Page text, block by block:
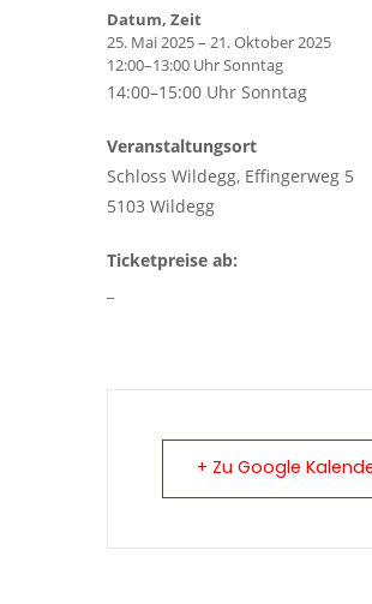
Datum, Zeit
25. Mai 2025 – 21. Oktober 2025
12:00–13:00 Uhr Sonntag
14:00–15:00 Uhr Sonntag
Veranstaltungsort
Schloss Wildegg, Effingerweg 5
5103 Wildegg
Ticketpreise ab:
+ Zu Google